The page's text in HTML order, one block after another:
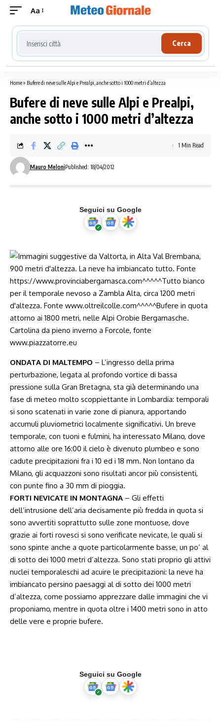
Aa
Cerca località meteo
Cerca
Home» Bufere di neve sulle Alpi e Prealpi, anche sotto i 1000 metri d’altezza
Bufere di neve sulle Alpi e Prealpi,
anche sotto i 1000 metri d’altezza
Mauro MeloniPublished: 18/04/2012
1 Min Read
Seguici su Google
ONDATA DI MALTEMPO – L’ingresso della prima
perturbazione, legata al profondo vortice di bassa
pressione sulla Gran Bretagna, sta già determinando una
fase di meteo molto scoppiettante in Lombardia: temporali
si sono scatenati in varie zone di pianura, apportando
accumuli pluviometrici localmente significativi. Un breve
temporale, con tuoni e fulmini, ha interessato Milano, dove
attorno alle ore 16:00 il cielo è divenuto plumbeo e sono
cadute precipitazioni fra i 10 ed i 18 mm. Non lontano da
Milano, gli acquazzoni sono risultati ancor più consistenti,
con punte fino a 30 mm di pioggia.
FORTI NEVICATE IN MONTAGNA – Gli effetti
dell’intrusione dell’aria decisamente più fredda in quota si
sono avvertiti soprattutto sulle zone montuose, dove
grazie ai forti rovesci si sono verificate nevicate, le quali si
sono spinte anche a quote particolarmente basse, un po’ al
di sotto dei 1000 metri d’altezza. Sono stati proprio gli attivi
nuclei temporaleschi ad acuire le precipitazioni: la neve ha
imbiancato persino paesaggi al di sotto dei 1000 metri
d’altezza, come possiamo apprezzare dalle immagini che vi
proponiamo, mentre in quota oltre i 1400 metri sono in atto
delle vere e proprie bufere.
Seguici su Google